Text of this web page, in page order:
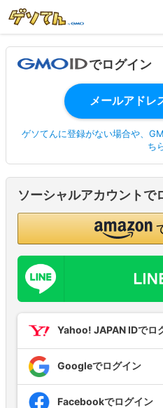
でログイン
ゲソてんに登録がない場合や、
ち
ソーシャルアカウントで
Yahoo! JAPAN IDでロ
Googleでログイン
Facebookでログイン